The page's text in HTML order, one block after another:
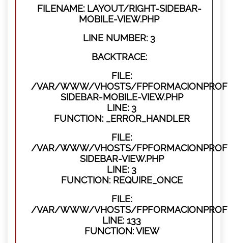
FILENAME: LAYOUT/RIGHT-SIDEBAR-
MOBILE-VIEW.PHP
LINE NUMBER: 3
BACKTRACE:
FILE:
/VAR/WWW/VHOSTS/
SIDEBAR-MOBILE-VIEW.PHP
LINE: 3
FUNCTION: _ERROR_HANDLER
FILE:
/VAR/WWW/VHOSTS/
SIDEBAR-VIEW.PHP
LINE: 3
FUNCTION: REQUIRE_ONCE
FILE:
/VAR/WWW/VHOSTS/
LINE: 133
FUNCTION: VIEW